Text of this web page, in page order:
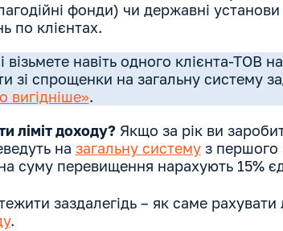
фонди) чи державні
по клієнтах.
навіть одного клієнта-ТОВ
зі спрощенки на загальну систему
.
ліміт доходу?Якщо за рік ви
на загальну системуз першого
суму перевищення нарахують 15%
заздалегідь – як саме рахувати
.